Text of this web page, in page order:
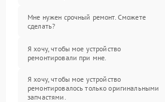
Мне нужен срочный ремонт. Сможете
сделать?
Я хочу, чтобы мое устройство
ремонтировали при мне.
Я хочу, чтобы мое устройство
ремонтировалось только оригинальными
запчастями.